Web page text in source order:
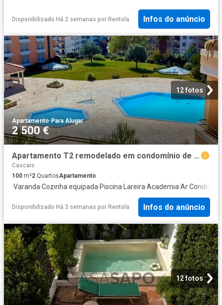
Disponibilizado Há 2 semanas por Rentola Infos do anúncio
12 fotos
Apartamento· Para Alugar
2 500 €
Apartamento T2 remodelado em condomínio de Luxo perto da praia
Cascais
100 m²2 QuartosApartamento
·Varanda·Cozinha equipada·Piscina·Lareira·Academia·Ar
Disponibilizado Há 3 semanas por Rentola Infos do anúncio
12 fotos